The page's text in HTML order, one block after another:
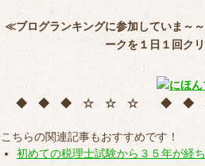
≪ブログランキングに参加していま～
ークを１日１回ク
◆ ◆ ◆ ☆ ☆ ☆ ◆
こちらの関連記事もおすすめです！
初めての税理士試験から３５年が経